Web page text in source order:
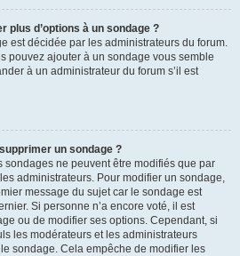
plus d’options à un sondage ?
est décidée par les administrateurs du forum.
pouvez ajouter à un sondage vous semble
à un administrateur du forum s’il est
un sondage ?
sondages ne peuvent être modifiés que par
administrateurs. Pour modifier un sondage,
message du sujet car le sondage est
Si personne n’a encore voté, il est
ou de modifier ses options. Cependant, si
les modérateurs et les administrateurs
sondage. Cela empêche de modifier les